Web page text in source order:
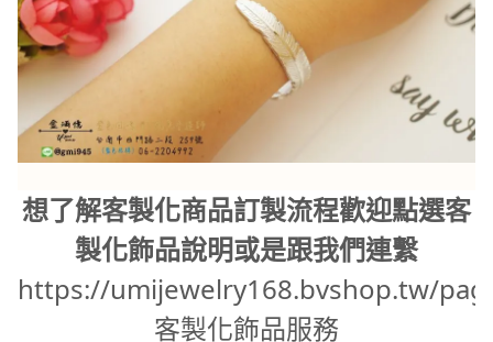
想了解客製化商品訂製流程歡迎點選客
製化飾品說明或是跟我們連繫
https://umijewelry168.bvshop.tw/
客製化飾品服務